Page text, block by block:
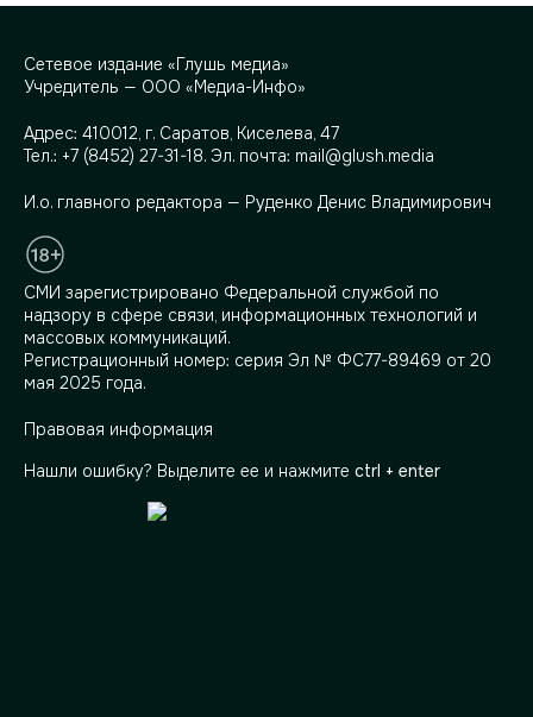
Сетевое издание «Глушь медиа»
Учредитель — ООО «Медиа-Инфо»
Адрес: 410012, г. Саратов, Киселева, 47
Тел.: +7 (8452) 27-31-18. Эл. почта: mail@glush.media
И.о. главного редактора — Руденко Денис Владимирович
СМИ зарегистрировано Федеральной службой по
надзору в сфере связи, информационных технологий и
массовых коммуникаций.
Регистрационный номер: серия Эл № ФС77-89469 от 20
мая 2025 года.
Правовая информация
Нашли ошибку? Выделите ее и нажмите ctrl + enter